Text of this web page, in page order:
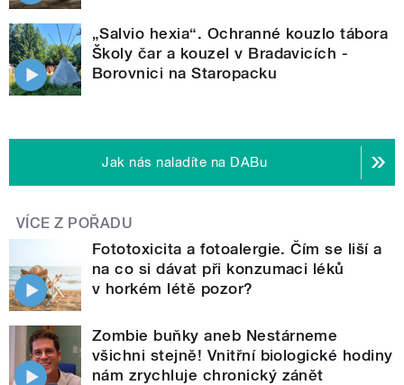
„Salvio hexia“. Ochranné kouzlo tábora
Školy čar a kouzel v Bradavicích -
Borovnici na Staropacku
Jak nás naladíte na DABu
VÍCE Z POŘADU
Fototoxicita a fotoalergie. Čím se liší a
na co si dávat při konzumaci léků
v horkém létě pozor?
Zombie buňky aneb Nestárneme
všichni stejně! Vnitřní biologické hodiny
nám zrychluje chronický zánět